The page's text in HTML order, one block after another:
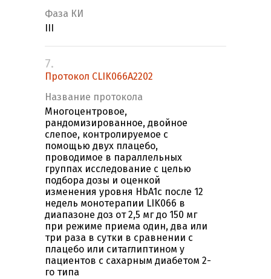
Фаза КИ
7.
Протокол CLIK066A2202
Название протокола
Многоцентровое,
рандомизированное, двойное
слепое, контролируемое с
помощью двух плацебо,
проводимое в параллельных
группах исследование с целью
подбора дозы и оценкой
изменения уровня HbA1c после 12
недель монотерапии LIK066 в
диапазоне доз от 2,5 мг до 150 мг
при режиме приема один, два или
три раза в сутки в сравнении с
плацебо или ситаглиптином у
пациентов с сахарным диабетом 2-
го типа